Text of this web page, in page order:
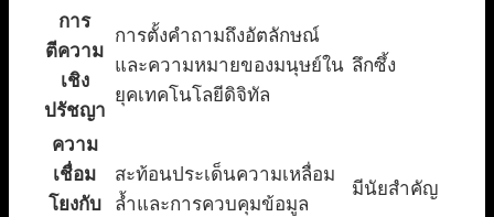
การ
ตีความ
เชิง
ปรัชญา
การตั้งคำถามถึงอัตลักษณ์
และความหมายของมนุษย์ใน
ยุคเทคโนโลยีดิจิทัล
ลึกซึ้ง
ความ
เชื่อม
โยงกับ
สะท้อนประเด็นความเหลื่อม
ล้ำและการควบคุมข้อมูล
มีนัยสำคัญ